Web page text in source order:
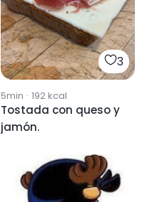
3
5min · 192kcal
Tostada con queso y
jamón.